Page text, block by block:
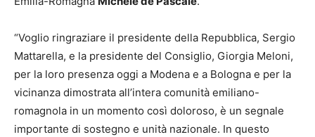
“Voglio ringraziare il presidente della Repubblica, Sergio
Mattarella, e la presidente del Consiglio, Giorgia Meloni,
per la loro presenza oggi a Modena e a Bologna e per la
vicinanza dimostrata all’intera comunità emiliano-
romagnola in un momento così doloroso, è un segnale
importante di sostegno e unità nazionale. In questo